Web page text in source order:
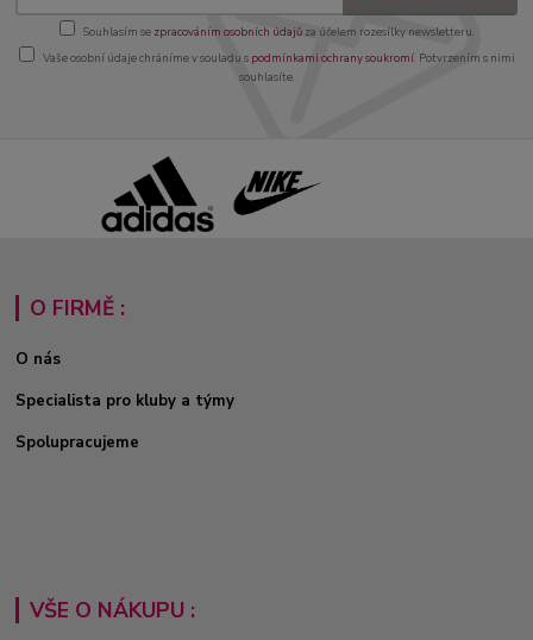
Souhlasím se zpracováním osobních údajůza účelem rozesílky newsletteru.
Vaše osobní údaje chráníme v souladu s podmínkami ochrany soukromí. Potvrzením s nimi
souhlasíte.
O FIRMĚ :
O nás
Specialista pro kluby a týmy
Spolupracujeme
VŠE O NÁKUPU :